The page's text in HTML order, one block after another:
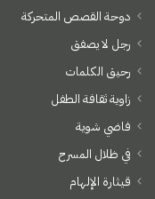
دوحة القصص المتحركة
رجل لا يصفق
رحيق الكلمات
زاوية ثقافة الطفل
فاضي شوية
في ظلال المسرح
قيثارة الإلهام